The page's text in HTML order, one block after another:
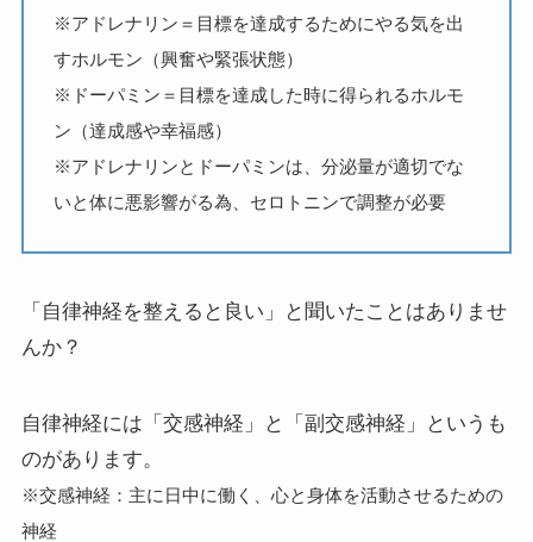
※アドレナリン＝目標を達成するためにやる気を出
すホルモン（興奮や緊張状態）
※ドーパミン＝目標を達成した時に得られるホルモ
ン（達成感や幸福感）
※アドレナリンとドーパミンは、分泌量が適切でな
いと体に悪影響がる為、セロトニンで調整が必要
「自律神経を整えると良い」と聞いたことはありませ
んか？
自律神経には「交感神経」と「副交感神経」というも
のがあります。
※交感神経：主に日中に働く、心と身体を活動させるための
神経